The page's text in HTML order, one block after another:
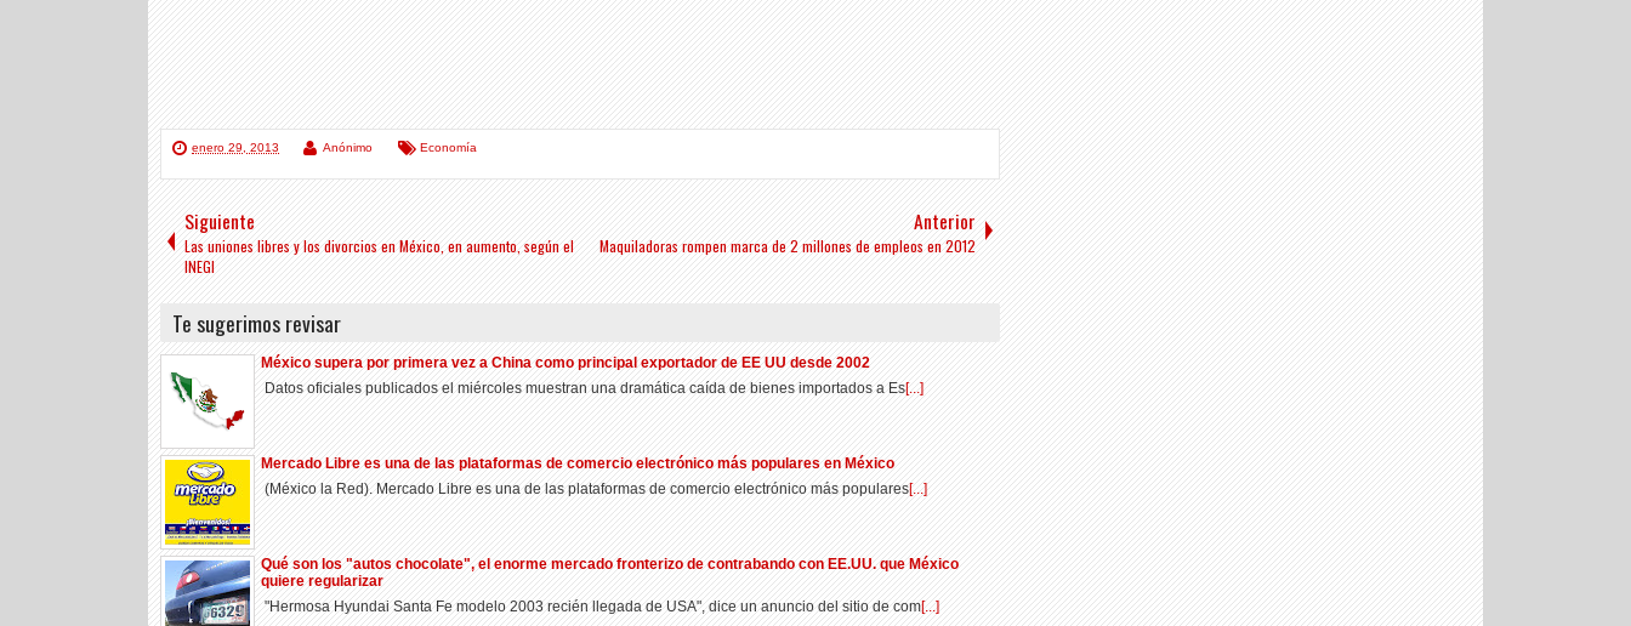
enero 29, 2013 Anónimo Economía
Siguiente
Las uniones libres y los divorcios en México, en aumento, según el
INEGI
Anterior
Maquiladoras rompen marca de 2 millones de empleos en 2012
Te sugerimos revisar
México supera por primera vez a China como principal exportador de EE UU desde 2002
Datos oficiales publicados el miércoles muestran una dramática caída de bienes importados a Es[...]
Mercado Libre es una de las plataformas de comercio electrónico más populares en México
(México la Red). Mercado Libre es una de las plataformas de comercio electrónico más populares[...]
Qué son los "autos chocolate", el enorme mercado fronterizo de contrabando con EE.UU. que México
quiere regularizar
"Hermosa Hyundai Santa Fe modelo 2003 recién llegada de USA", dice un anuncio del sitio de com[...]